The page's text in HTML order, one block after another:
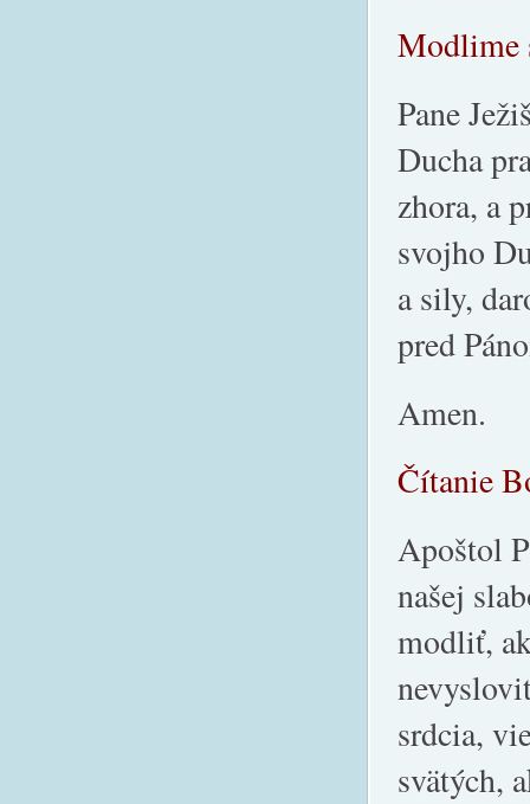
Modlime
Pane
Ducha
zhora, a
svojho
a sily,
pred
Amen.
Čítanie
Apoštol
našej
modliť,
srdcia,
svätých,